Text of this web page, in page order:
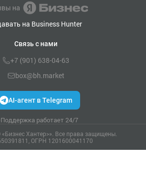
на
на Business Hunter
Связь с нами
+7 (901) 638-04-63
box@bh.market
AI-агент в Telegram
Поддержка работает 24/7
Хантер>». Все права защищены.
ОГРН 1201600041170